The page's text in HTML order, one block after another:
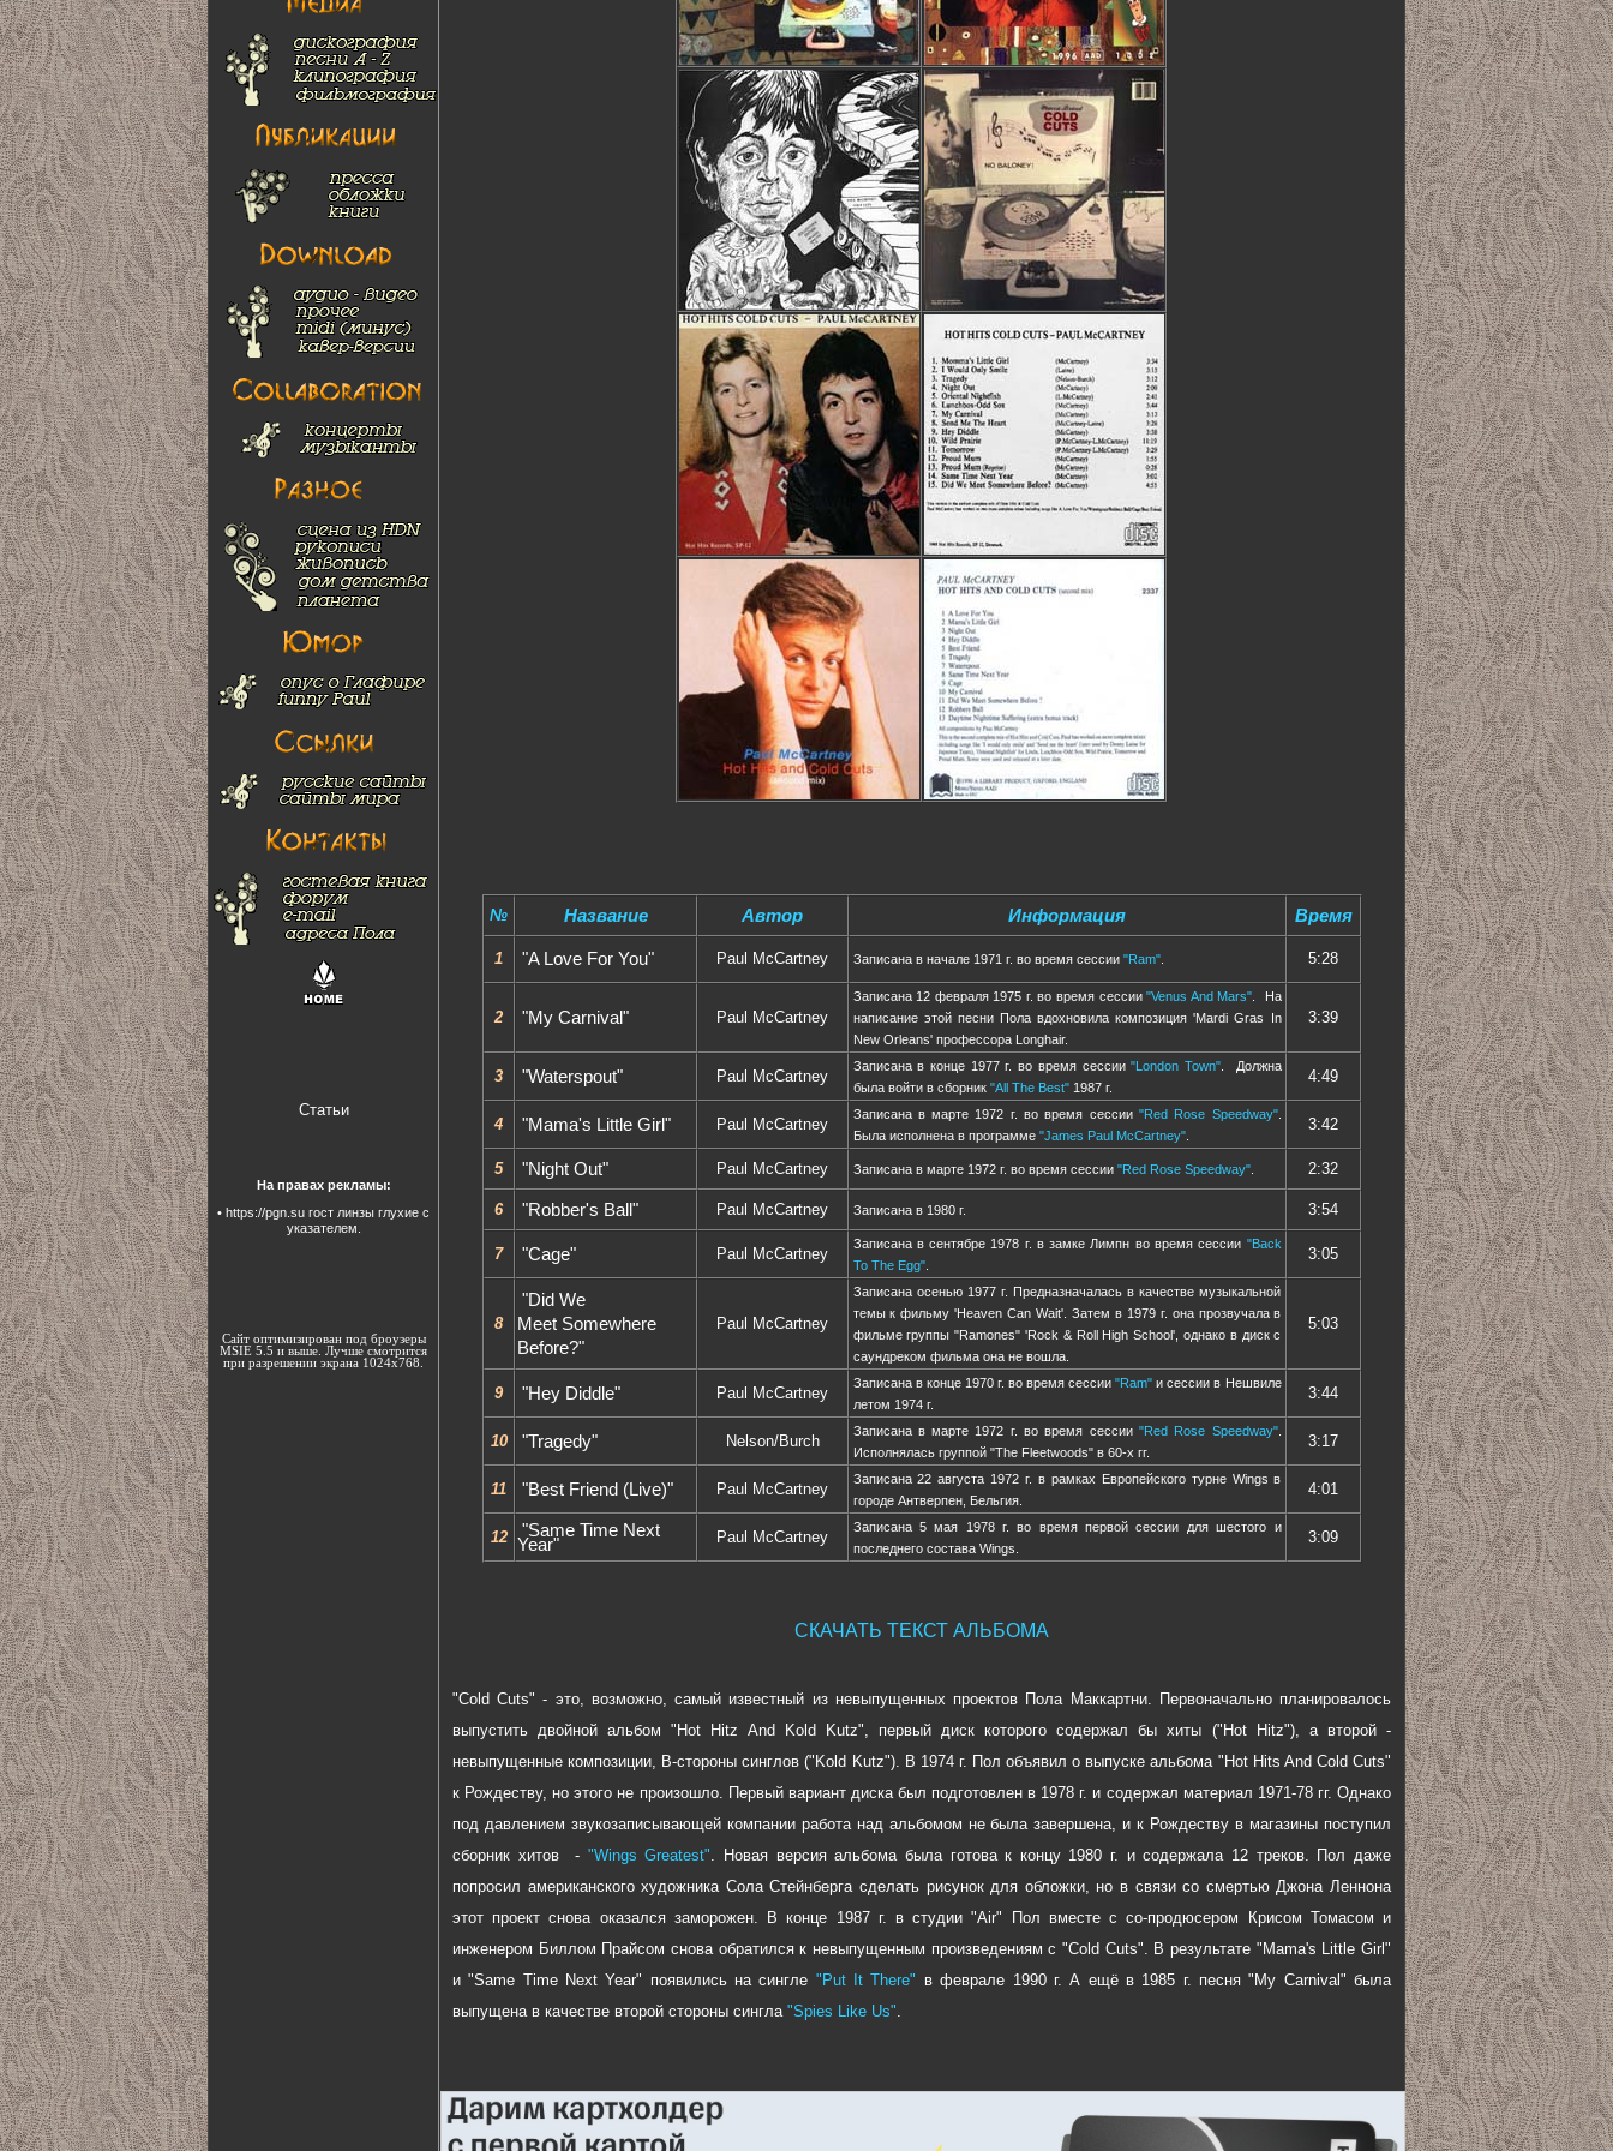
Статьи
На правах рекламы:
• https://pgn.su гост линзы глухие с
указателем.
Сайт оптимизирован под броузеры
MSIE 5.5 и выше. Лучше смотрится
при разрешении экрана 1024х768.
№ Название Автор Информация Время
1 "A Love For You" Paul McCartney Записана в начале 1971 г. во время сессии "Ram". 5:28
2 "My Carnival" Paul McCartney
Записана 12 февраля 1975 г. во время сессии"Venus And Mars" . На
написание этой песни Пола вдохновила композиция 'Mardi Gras In
New Orleans' профессора Longhair.
3:39
3 "Waterspout" Paul McCartney
Записана в конце 1977 г. во время сессии"London Town" . Должна
была войти в сборник "All The Best"1987 г.
4:49
4 "Mama's Little Girl" Paul McCartney
Записана в марте 1972 г. во время сессии "Red Rose Speedway".
Была исполнена в программе "James Paul McCartney".
3:42
5 "Night Out" Paul McCartney Записана в марте 1972 г. во время сессии "Red Rose Speedway". 2:32
6 "Robber's Ball" Paul McCartney Записана в 1980 г. 3:54
7 "Cage" Paul McCartney
Записана в сентябре 1978 г. в замке Лимпн во время сессии "Back
To The Egg".
3:05
8
"Did We
Meet Somewhere
Before?"
Paul McCartney
Записана осенью 1977 г. Предназначалась в качестве музыкальной
темы к фильму 'Heaven Can Wait'. Затем в 1979 г. она прозвучала в
фильме группы "Ramones" 'Rock & Roll High School', однако в диск с
саундреком фильма она не вошла.
5:03
9 "Hey Diddle" Paul McCartney
Записана в конце 1970 г. во время сессии"Ram" и сессии в Нешвиле
летом 1974 г.
3:44
10 "Tragedy" Nelson/Burch
Записана в марте 1972 г. во время сессии "Red Rose Speedway".
Исполнялась группой "The Fleetwoods" в 60-х гг.
3:17
11 "Best Friend (Live)" Paul McCartney
Записана 22 августа 1972 г. в рамках Европейского турне Wings в
городе Антверпен, Бельгия.
4:01
12 "Same Time Next
Year" Paul McCartney
Записана 5 мая 1978 г. во время первой сессии для шестого и
последнего состава Wings.
3:09
СКАЧАТЬ ТЕКСТ АЛЬБОМА
"Cold Cuts" - это, возможно, самый известный из невыпущенных проектов Пола Маккартни. Первоначально планировалось
выпустить двойной альбом "Hot Hitz And Kold Kutz", первый диск которого содержал бы хиты ("Hot Hitz"), а второй -
невыпущенные композиции, B-стороны синглов ("Kold Kutz"). В 1974 г. Пол объявил о выпуске альбома "Hot Hits And Cold Cuts"
к Рождеству, но этого не произошло. Первый вариант диска был подготовлен в 1978 г. и содержал материал 1971-78 гг. Однако
под давлением звукозаписывающей компании работа над альбомом не была завершена, и к Рождеству в магазины поступил
сборник хитов - "Wings Greatest". Новая версия альбома была готова к концу 1980 г. и содержала 12 треков. Пол даже
попросил американского художника Сола Стейнберга сделать рисунок для обложки, но в связи со смертью Джона Леннона
этот проект снова оказался заморожен. В конце 1987 г. в студии "Air" Пол вместе с со-продюсером Крисом Томасом и
инженером Биллом Прайсом снова обратился к невыпущенным произведениям с "Cold Cuts". В результате "Mama's Little Girl"
и "Same Time Next Year" появились на сингле "Put It There" в феврале 1990 г. А ещё в 1985 г. песня "My Carnival" была
выпущена в качестве второй стороны сингла "Spies Like Us".